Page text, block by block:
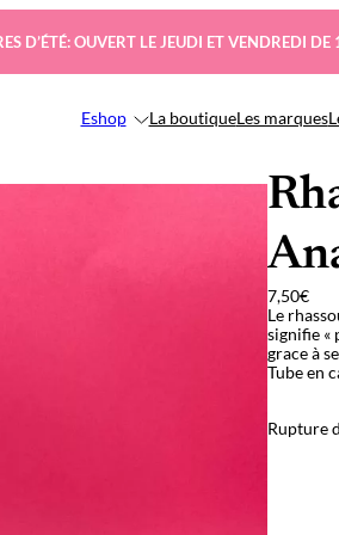
D’ÉTÉ: OUVERT LE JEUDI ET VENDREDI
Eshop La boutiqueLes marques
7,50€
Le
signifie «
grace à
Tube en
Rupture